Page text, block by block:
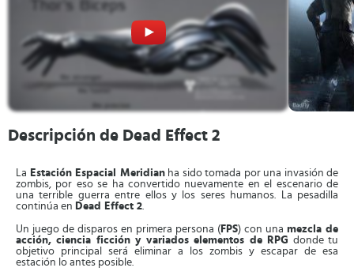
Descripción de Dead Effect 2
La Estación Espacial Meridianha sido tomada por una invasión de
zombis, por eso se ha convertido nuevamente en el escenario de
una terrible guerra entre ellos y los seres humanos. La pesadilla
continúa en Dead Effect 2.
Un juego de disparos en primera persona ( FPS) con una mezcla de
acción, ciencia ficción y variados elementos de RPG donde tu
objetivo principal será eliminar a los zombis y escapar de esa
estación lo antes posible.